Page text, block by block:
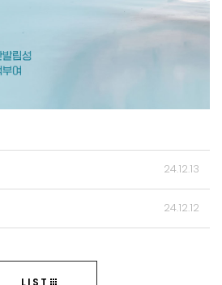
24.12.13
24.12.12